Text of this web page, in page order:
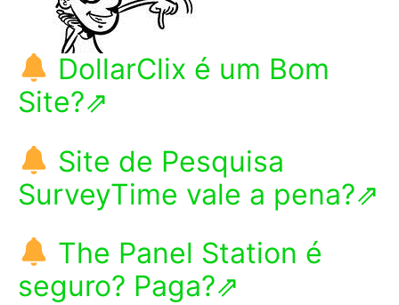
DollarClix é um Bom
Site?⇗
Site de Pesquisa
SurveyTime vale a pena?⇗
The Panel Station é
seguro? Paga?⇗